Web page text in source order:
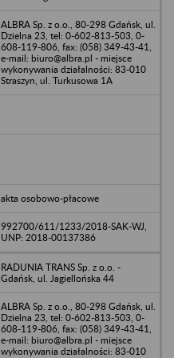
ALBRA Sp. z o.o., 80-298 Gdańsk, ul.
Dzielna 23, tel: 0-602-813-503, 0-
608-119-806, fax: (058) 349-43-41,
e-mail: biuro@albra.pl - miejsce
wykonywania działalności: 83-010
Straszyn, ul. Turkusowa 1A
akta osobowo-płacowe
992700/611/1233/2018-SAK-WJ,
UNP: 2018-00137386
RADUNIA TRANS Sp. z o.o. -
Gdańsk, ul. Jagiellońska 44
ALBRA Sp. z o.o., 80-298 Gdańsk, ul.
Dzielna 23, tel: 0-602-813-503, 0-
608-119-806, fax: (058) 349-43-41,
e-mail: biuro@albra.pl - miejsce
wykonywania działalności: 83-010